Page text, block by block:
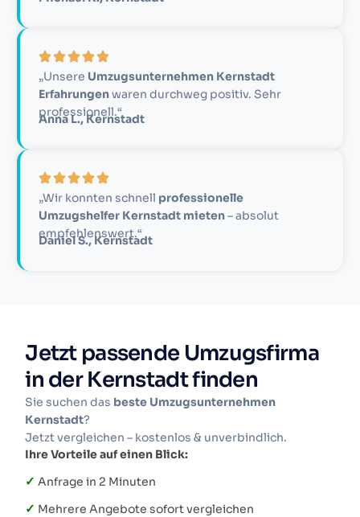
„Unsere Umzugsunternehmen Kernstadt
Erfahrungenwaren durchweg positiv. Sehr
professionell.“
Anna L., Kernstadt
„Wir konnten schnell professionelle
Umzugshelfer Kernstadt mieten– absolut
empfehlenswert.“
Daniel S., Kernstadt
Jetzt passende Umzugsfirma
in der Kernstadt finden
Sie suchen das beste Umzugsunternehmen
Kernstadt?
Jetzt vergleichen – kostenlos & unverbindlich.
Ihre Vorteile auf einen Blick:
✓ Anfrage in 2 Minuten
✓ Mehrere Angebote sofort vergleichen